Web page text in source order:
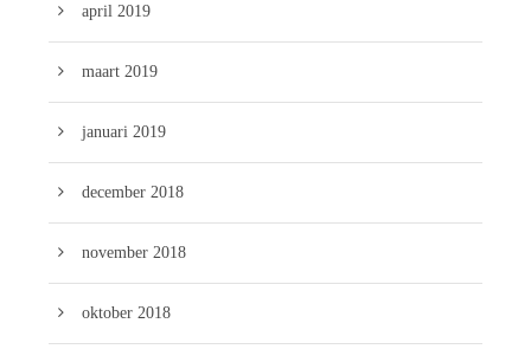
april 2019
maart 2019
januari 2019
december 2018
november 2018
oktober 2018